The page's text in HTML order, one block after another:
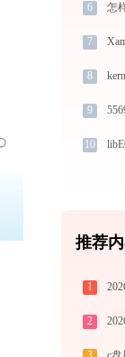
6 怎
7
8
9
10
推荐
1
2